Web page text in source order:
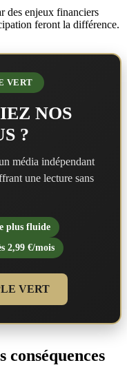
des enjeux financiers
feront la différence.
VERT
NOS
?
média indépendant
une lecture sans
plus fluide
2,99 €/mois
VERT
conséquences